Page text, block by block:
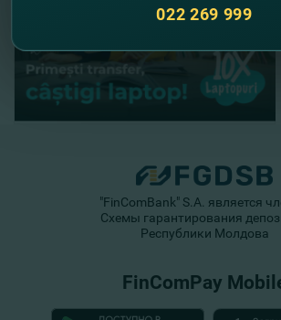
"FinComBank" S.A. является
Схемы гарантирования
Республики Молдова
FinComPay
022 269 999